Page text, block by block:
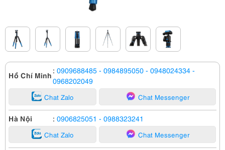
Hồ Chí Minh : 0909688485 - 0984895050 - 0948024334 -
0968202049
Chat Zalo Chat Messenger
Hà Nội : 0906825051 - 0988323241
Chat Zalo Chat Messenger